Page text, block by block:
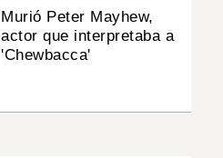
Murió Peter Mayhew,
actor que interpretaba a
'Chewbacca'